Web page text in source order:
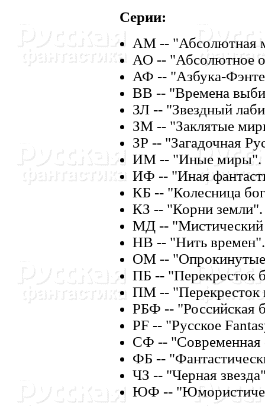
Серии:
АМ -- "Абсолютная
АО -- "Абсолютное
АФ -- "Азбука-
ВВ -- "Времена
ЗЛ -- "Звездный
ЗМ -- "Заклятые
ЗР -- "Загадочная
ИМ -- "Иные миры".
ИФ -- "Иная
КБ -- "Колесница
КЗ -- "Корни земли".
МД -- "Мистический
HВ -- "Hить времен".
ОМ --
ПБ -- "Перекресток
ПМ -- "Перекресток
РБФ -- "Российская
РF -- "Русское
СФ -- "Современная
ФБ --
ЧЗ -- "Черная
ЮФ --